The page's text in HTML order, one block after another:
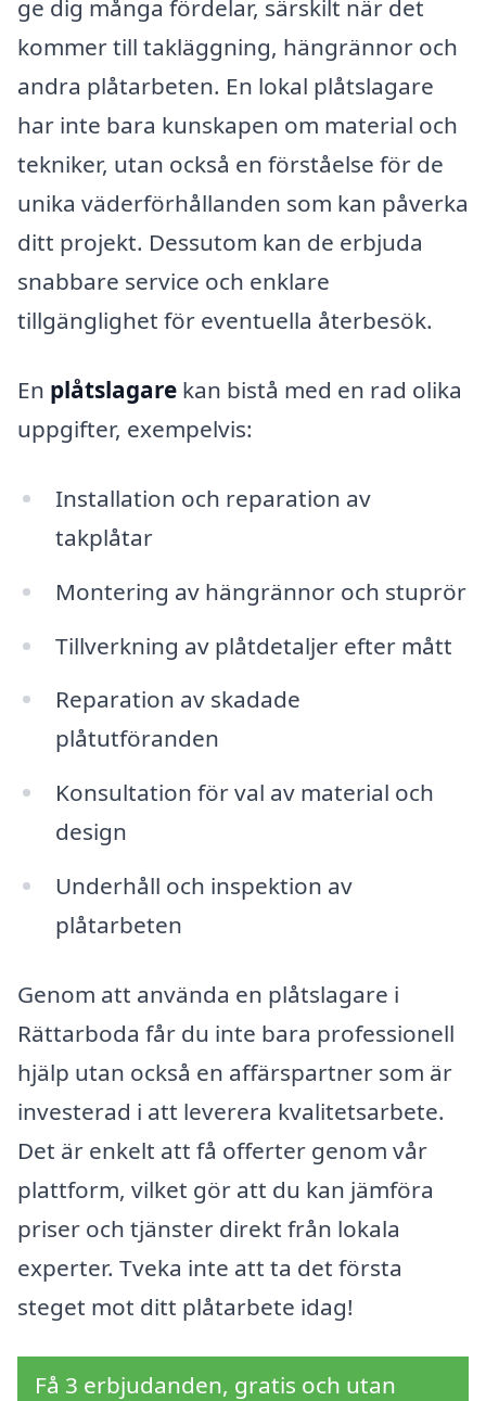
ge dig många fördelar, särskilt när det
kommer till takläggning, hängrännor och
andra plåtarbeten. En lokal plåtslagare
har inte bara kunskapen om material och
tekniker, utan också en förståelse för de
unika väderförhållanden som kan påverka
ditt projekt. Dessutom kan de erbjuda
snabbare service och enklare
tillgänglighet för eventuella återbesök.
En plåtslagare kan bistå med en rad olika
uppgifter, exempelvis:
Installation och reparation av
takplåtar
Montering av hängrännor och stuprör
Tillverkning av plåtdetaljer efter mått
Reparation av skadade
plåtutföranden
Konsultation för val av material och
design
Underhåll och inspektion av
plåtarbeten
Genom att använda en plåtslagare i
Rättarboda får du inte bara professionell
hjälp utan också en affärspartner som är
investerad i att leverera kvalitetsarbete.
Det är enkelt att få offerter genom vår
plattform, vilket gör att du kan jämföra
priser och tjänster direkt från lokala
experter. Tveka inte att ta det första
steget mot ditt plåtarbete idag!
Få 3 erbjudanden, gratis och utan